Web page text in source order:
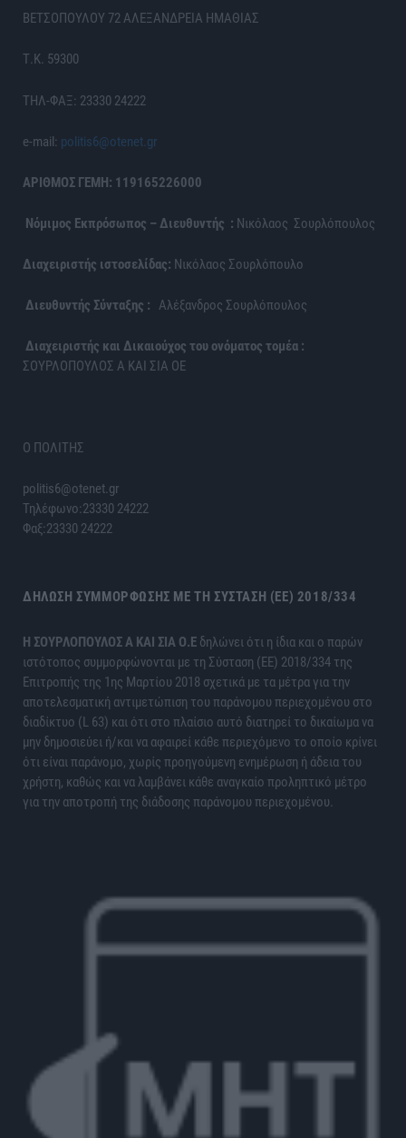
ΒΕΤΣΟΠΟΥΛΟΥ 72 ΑΛΕΞΑΝΔΡΕΙΑ ΗΜΑΘΙΑΣ
Τ.Κ. 59300
ΤΗΛ-ΦΑΞ: 23330 24222
e-mail: politis6@otenet.gr
ΑΡΙΘΜΟΣ ΓΕΜΗ: 119165226000
Νόμιμος Εκπρόσωπος – Διευθυντής : Νικόλαος Σουρλόπουλος
Διαχειριστής ιστοσελίδας: Νικόλαος Σουρλόπουλο
Διευθυντής Σύνταξης : Αλέξανδρος Σουρλόπουλος
Διαχειριστής και Δικαιούχος του ονόματος τομέα :
ΣΟΥΡΛΟΠΟΥΛΟΣ Α ΚΑΙ ΣΙΑ ΟΕ
Ο ΠΟΛΙΤΗΣ
politis6@otenet.gr
Τηλέφωνο:23330 24222
Φαξ:23330 24222
ΔΉΛΩΣΗ ΣΥΜΜΌΡΦΩΣΗΣ ΜΕ ΤΗ ΣΎΣΤΑΣΗ (ΕΕ) 2018/334
H ΣΟΥΡΛΟΠΟΥΛΟΣ Α ΚΑΙ ΣΙΑ Ο.Ε δηλώνει ότι η ίδια και ο παρών
ιστότοπος συμμορφώνονται με τη Σύσταση (ΕΕ) 2018/334 της
Επιτροπής της 1ης Μαρτίου 2018 σχετικά με τα μέτρα για την
αποτελεσματική αντιμετώπιση του παράνομου περιεχομένου στο
διαδίκτυο (L 63) και ότι στο πλαίσιο αυτό διατηρεί το δικαίωμα να
μην δημοσιεύει ή/και να αφαιρεί κάθε περιεχόμενο το οποίο κρίνει
ότι είναι παράνομο, χωρίς προηγούμενη ενημέρωση ή άδεια του
χρήστη, καθώς και να λαμβάνει κάθε αναγκαίο προληπτικό μέτρο
για την αποτροπή της διάδοσης παράνομου περιεχομένου.